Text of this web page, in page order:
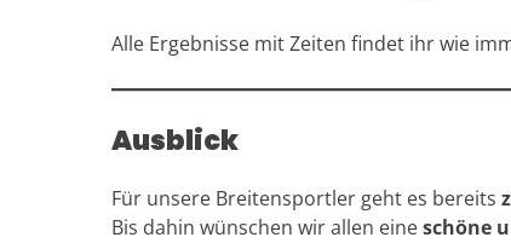
Alle Ergebnisse mit Zeiten findet ihr wie
Ausblick
Für unsere Breitensportler geht es bereits
Bis dahin wünschen wir allen eineschöne